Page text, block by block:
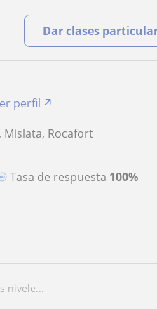
Dar clases
perfil
Mislata, Rocafort
Tasa de respuesta 100%
nivele...